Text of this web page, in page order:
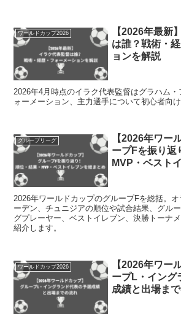
ワールドカップ2026
【2026年最新
は誰？戦術・
ョンを解説
2026年4月時点のイラク代表監督はグラハム
ォーメーション、主力選手について初心者向け
グループリーグ
【2026年ワー
ープFを振り返
MVP・ベスト
2026年ワールドカップのグループFを総括。
ーデン、チュニジアの順位や試合結果、グル
グプレーヤー、ベストイレブン、決勝トーナ
紹介します。
ワールドカップ2026
【2026年ワー
ープL・イング
成績と出場ま